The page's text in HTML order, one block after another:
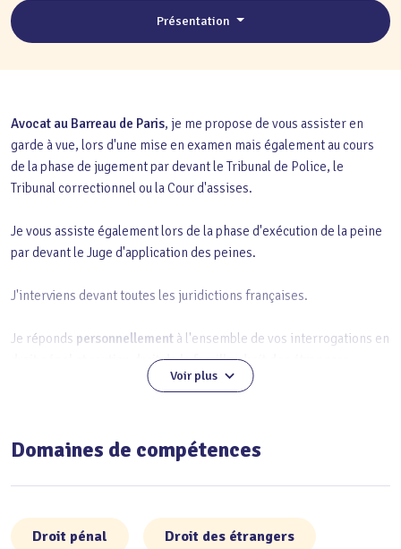
Présentation
Avocat au Barreau de Paris, je me propose de vous assister en
garde à vue, lors d'une mise en examen mais également au cours
de la phase de jugement par devant le Tribunal de Police, le
Tribunal correctionnel ou la Cour d'assises.
Je vous assiste également lors de la phase d'exécution de la peine
par devant le Juge d'application des peines.
J'interviens devant toutes les juridictions françaises.
Je réponds personnellement à l'ensemble de vos interrogations en
droit pénal et routier, droit de la famille, droit des étrangers
Voir plus
Domaines de compétences
Droit pénal Droit des étrangers